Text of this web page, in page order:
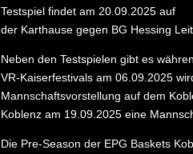
Testspiel findet am 20.09.2025 auf
der Karthause gegen BG Hessing
Neben den Testspielen gibt es
VR-Kaiserfestivals am 06.09.2025
Mannschaftsvorstellung auf dem
Koblenz am 19.09.2025 eine
Die Pre-Season der EPG Baskets